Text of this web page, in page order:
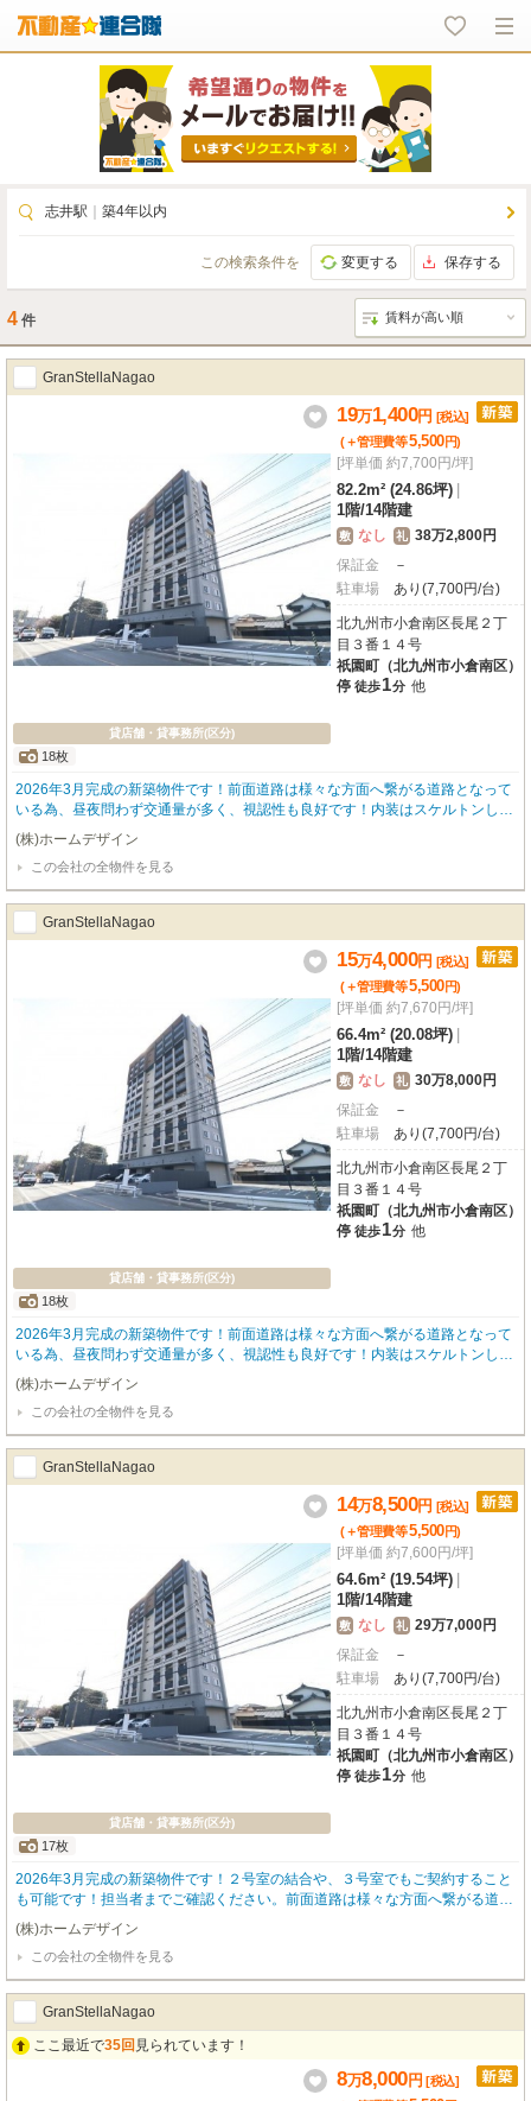
志井駅 築4年以内
この検索条件を 変更する 保存する
4 件
GranStellaNagao
貸店舗・貸事務所(区分)
18枚
19万1,400円 [税込]
(＋管理費等5,500円)
[坪単価 約7,700円/坪]
82.2m² (24.86坪)
1階/14階建
敷 なし 礼 38万2,800円
保証金
－
駐車場
あり(7,700円/台)
北九州市小倉南区長尾２丁
目３番１４号
祇園町（北九州市小倉南区）
停 徒歩1分 他
2026年3月完成の新築物件です！前面道路は様々な方面へ繋がる道路となって
いる為、昼夜問わず交通量が多く、視認性も良好です！内装はスケルトンしよ
うとなっており、自分だけの店舗をイチから作ることができます☆
(株)ホームデザイン
この会社の全物件を見る
GranStellaNagao
貸店舗・貸事務所(区分)
18枚
15万4,000円 [税込]
(＋管理費等5,500円)
[坪単価 約7,670円/坪]
66.4m² (20.08坪)
1階/14階建
敷 なし 礼 30万8,000円
保証金
－
駐車場
あり(7,700円/台)
北九州市小倉南区長尾２丁
目３番１４号
祇園町（北九州市小倉南区）
停 徒歩1分 他
2026年3月完成の新築物件です！前面道路は様々な方面へ繋がる道路となって
いる為、昼夜問わず交通量が多く、視認性も良好です！内装はスケルトンしよ
うとなっており、自分だけの店舗をイチから作ることができます☆
(株)ホームデザイン
この会社の全物件を見る
GranStellaNagao
貸店舗・貸事務所(区分)
17枚
14万8,500円 [税込]
(＋管理費等5,500円)
[坪単価 約7,600円/坪]
64.6m² (19.54坪)
1階/14階建
敷 なし 礼 29万7,000円
保証金
－
駐車場
あり(7,700円/台)
北九州市小倉南区長尾２丁
目３番１４号
祇園町（北九州市小倉南区）
停 徒歩1分 他
2026年3月完成の新築物件です！２号室の結合や、３号室でもご契約すること
も可能です！担当者までご確認ください。前面道路は様々な方面へ繋がる道路
となっている為、昼夜問わず交通量が多く、視認性も良好です！外観も分譲マ
ンション並みで、内装はスケルトン仕様となっており、自分だけの店舗をイチ
から作ることができます☆隣の号室との壁の一部を取り外して結合することも
可能です！より広い空間として、多様な店舗運用に対応できます！
(株)ホームデザイン
この会社の全物件を見る
GranStellaNagao
ここ最近で35回 見られています！
8万8,000円 [税込]